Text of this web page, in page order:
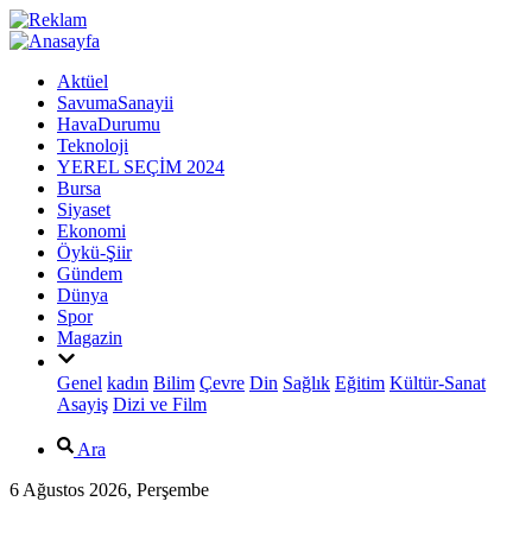
Aktüel
SavumaSanayii
HavaDurumu
Teknoloji
YEREL SEÇİM 2024
Bursa
Siyaset
Ekonomi
Öykü-Şiir
Gündem
Dünya
Spor
Magazin
Genel kadın Bilim Çevre Din Sağlık Eğitim Kültür-Sanat
Asayiş Dizi ve Film
Ara
6 Ağustos 2026, Perşembe